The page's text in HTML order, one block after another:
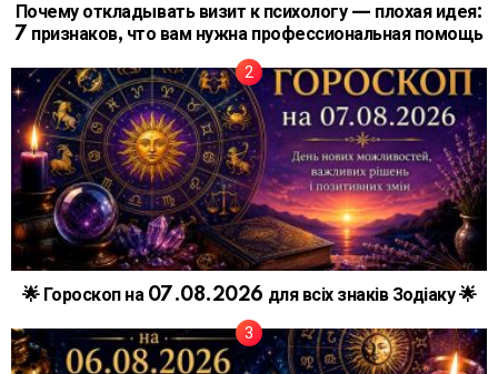
Почему откладывать визит к психологу — плохая идея:
7 признаков, что вам нужна профессиональная помощь
🌟 Гороскоп на 07.08.2026 для всіх знаків Зодіаку 🌟